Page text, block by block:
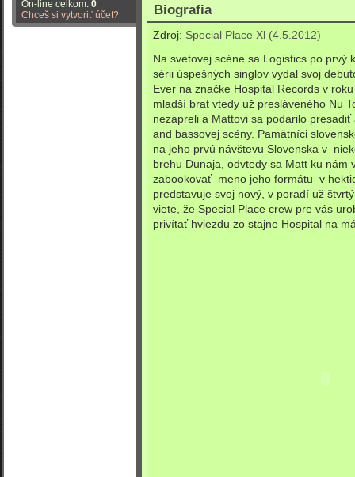
On-line celkom: 0
Chceš si vytvoriť účet?
Biografia
Zdroj: Special Place Xl (4.5.2012)
Na svetovej scéne sa Logistics po prvý
sérii úspešných singlov vydal svoj
Ever na značke Hospital Records v
mladší brat vtedy už presláveného Nu
nezapreli a Mattovi sa podarilo
and bassovej scény. Pamätníci
na jeho prvú návštevu Slovenska v
brehu Dunaja, odvtedy sa Matt ku nám
zabookovať meno jeho formátu v
predstavuje svoj nový, v poradí už
viete, že Special Place crew pre vás
privítať hviezdu zo stajne Hospital na